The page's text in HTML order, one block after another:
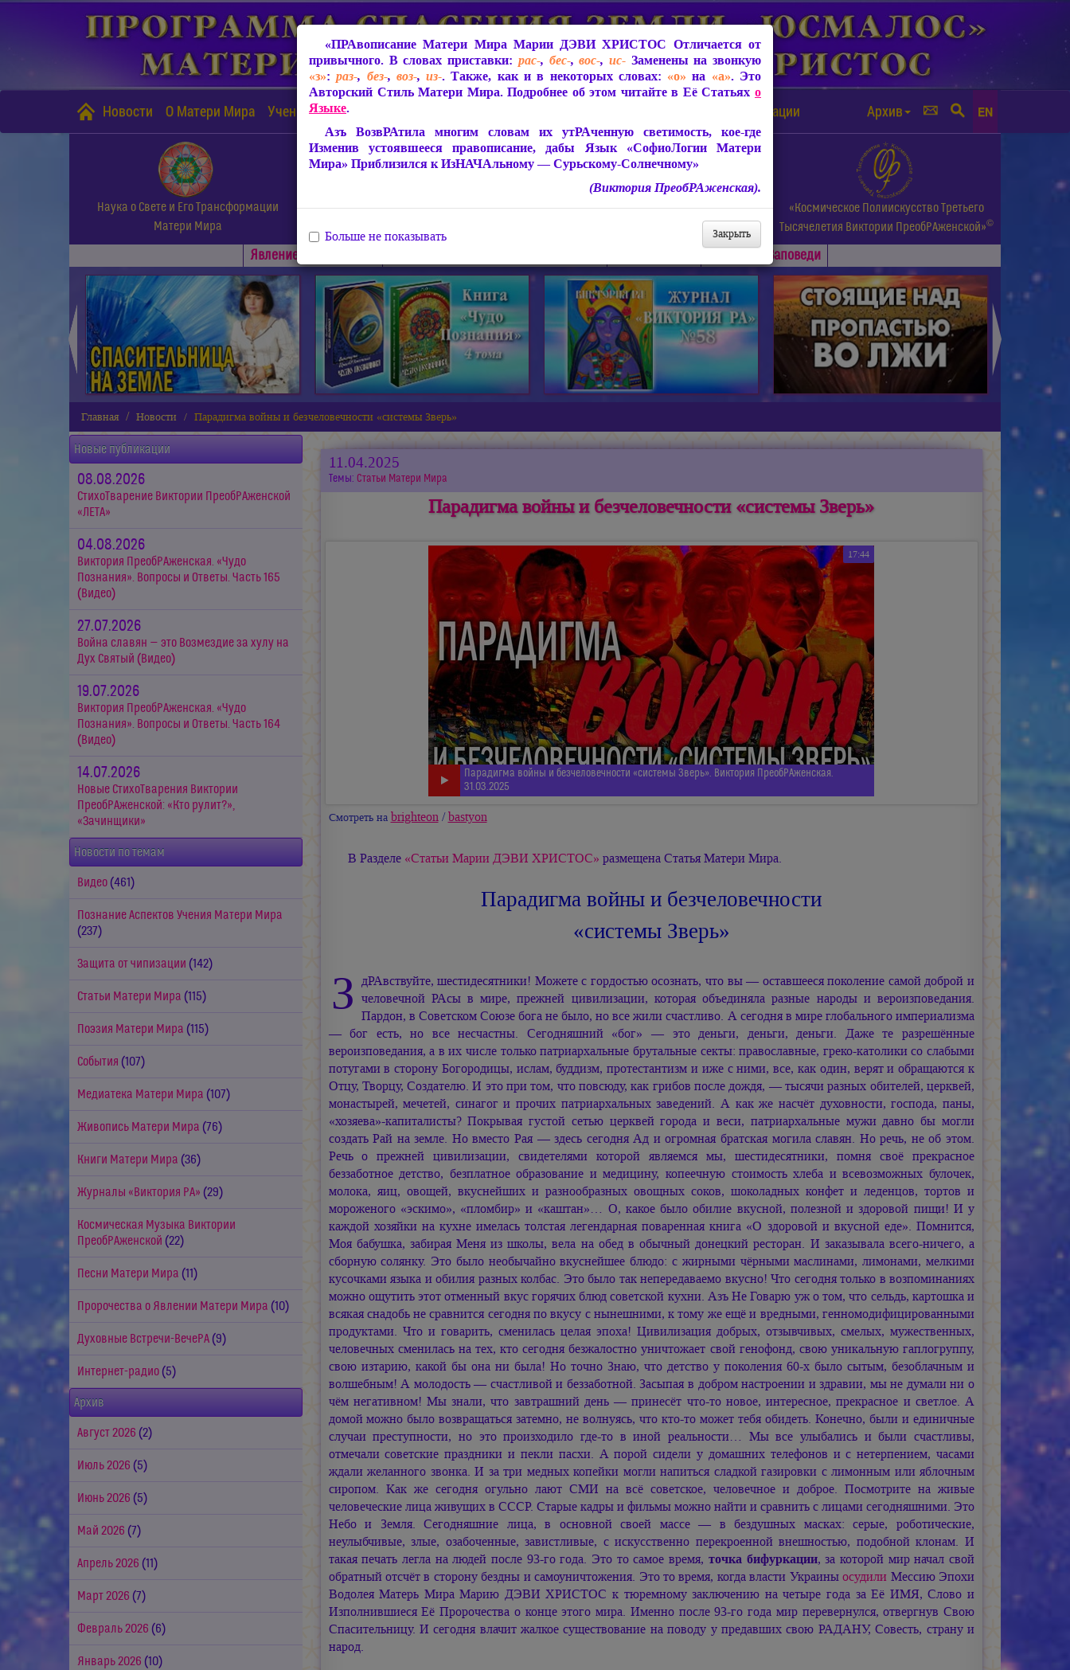
Новости О Матери Мира Учение Матери Мира Защита от чипизации Архив EN
Наука о Свете и Его Трансформации
Матери Мира
СофиоЛогия Матери Мира
Живое Слово Матери Мира.
Статьи, Книги, Видео, Аудио и др.
«Космическое Полиискусство Третьего
Тысячелетия Виктории ПреобРАженской»©
Явлениe Матери Мира Заповеди
◄ ►
Главная Новости Парадигма войны и безчеловечности «системы Зверь»
Новые публикации
08.08.2026
СтихоТварение Виктории ПреобРАженской
«ЛЕТА»
04.08.2026
Виктория ПреобРАженская. «Чудо
Познания». Вопросы и Ответы. Часть 165
(Видео)
27.07.2026
Война славян — это Возмездие за хулу на
Дух Святый (Видео)
19.07.2026
Виктория ПреобРАженская. «Чудо
Познания». Вопросы и Ответы. Часть 164
(Видео)
14.07.2026
Новые СтихоТварения Виктории
ПреобРАженской: «Кто рулит?»,
«Зачинщики»
Новости по темам
Видео (461)
Познание Аспектов Учения Матери Мира
(237)
Защита от чипизации (142)
Статьи Матери Мира (115)
Поэзия Матери Мира (115)
События (107)
Медиатека Матери Мира (107)
Живопись Матери Мира (76)
Книги Матери Мира (36)
Журналы «Виктория РА» (29)
Космическая Музыка Виктории
ПреобРАженской (22)
Песни Матери Мира (11)
Пророчества о Явлении Матери Мира (10)
Духовные Встречи-ВечеРА (9)
Интернет-радио (5)
Архив
Август 2026 (2)
Июль 2026 (5)
Июнь 2026 (5)
Май 2026 (7)
Апрель 2026 (11)
Март 2026 (7)
Февраль 2026 (6)
Январь 2026 (10)
11.04.2025
Темы: Статьи Матери Мира
Парадигма войны и безчеловечности «системы Зверь»
17:44
Парадигма войны и безчеловечности «системы Зверь». Виктория ПреобРАженская.
31.03.2025
Смотреть на brighteon/bastyon
В Разделе «СтатьиМарии ДЭВИ ХРИСТОС» размещена Статья Матери Мира.
Парадигма войны и безчеловечности
«системы Зверь»
З дРАвствуйте, шестидесятники! Можете с гордостью осознать, что вы — оставшееся поколение самой доброй и
человечной РАсы в мире, прежней цивилизации, которая объединяла разные народы и вероизповедания.
Пардон, в Советском Союзе бога не было, но все жили счастливо. А сегодня в мире глобального империализма
— бог есть, но все несчастны. Сегодняшний «бог» — это деньги, деньги, деньги. Даже те разрешённые
вероизповедания, а в их числе только патриархальные брутальные секты: православные, греко-католики со слабыми
потугами в сторону Богородицы, ислам, буддизм, протестантизм и иже с ними, все, как один, верят и обращаются к
Отцу, Творцу, Создателю. И это при том, что повсюду, как грибов после дождя, — тысячи разных обителей, церквей,
монастырей, мечетей, синагог и прочих патриархальных заведений. А как же насчёт духовности, господа, паны,
«хозяева»-капиталисты? Покрывая густой сетью церквей города и веси, патриархальные мужи давно бы могли
создать Рай на земле. Но вместо Рая — здесь сегодня Ад и огромная братская могила славян. Но речь, не об этом.
Речь о прежней цивилизации, свидетелями которой являемся мы, шестидесятники, помня своё прекрасное
беззаботное детство, безплатное образование и медицину, копеечную стоимость хлеба и всевозможных булочек,
молока, яиц, овощей, вкуснейших и разнообразных овощных соков, шоколадных конфет и леденцов, тортов и
мороженого «эскимо», «пломбир» и «каштан»… О, какое было обилие вкусной, полезной и здоровой пищи! И у
каждой хозяйки на кухне имелась толстая легендарная поваренная книга «О здоровой и вкусной еде». Помнится,
Моя бабушка, забирая Меня из школы, вела на обед в обычный донецкий ресторан. И заказывала всего-ничего, а
сборную солянку. Это было необычайно вкуснейшее блюдо: с жирными чёрными маслинами, лимонами, мелкими
кусочками языка и обилия разных колбас. Это было так непередаваемо вкусно! Что сегодня только в возпоминаниях
можно ощутить этот отменный вкус горячих блюд советской кухни. Азъ Не Говарю уж о том, что сельдь, картошка и
всякая снадобь не сравнится сегодня по вкусу с нынешними, к тому же ещё и вредными, генномодифицированными
продуктами. Что и говарить, сменилась целая эпоха! Цивилизация добрых, отзывчивых, смелых, мужественных,
человечных сменилась на тех, кто сегодня безжалостно уничтожает свой генофонд, свою уникальную гаплогруппу,
свою изтарию, какой бы она ни была! Но точно Знаю, что детство у поколения 60-х было сытым, безоблачным и
волшебным! А молодость — счастливой и беззаботной. Засыпая в добром настроении и здравии, мы не думали ни о
чём негативном! Мы знали, что завтрашний день — принесёт что-то новое, интересное, прекрасное и светлое. А
домой можно было возвращаться затемно, не волнуясь, что кто-то может тебя обидеть. Конечно, были и единичные
случаи преступности, но это произходило где-то в иной реальности… Мы все улыбались и были счастливы,
отмечали советские праздники и пекли пасхи. А порой сидели у домашних телефонов и с нетерпением, часами
ждали желанного звонка. И за три медных копейки могли напиться сладкой газировки с лимонным или яблочным
сиропом. Как же сегодня огульно лают СМИ на всё советское, человечное и доброе. Посмотрите на живые
человеческие лица живущих в СССР. Старые кадры и фильмы можно найти и сравнить с лицами сегодняшними. Это
Небо и Земля. Сегодняшние лица, в основной своей массе — в бездушных масках: серые, роботические,
неулыбчивые, злые, озабоченные, завистливые, с искусственно перекроенной внешностью, подобной клонам. И
такая печать легла на людей после 93-го года. Это то самое время, точка бифуркации, за которой мир начал свой
обратный отсчёт в сторону бездны и самоуничтожения. Это то время, когда власти Украиныосудили Мессию Эпохи
Водолея Матерь МираМарию ДЭВИ ХРИСТОС к тюремному заключению на четыре года за Её ИМЯ, Слово и
Изполнившиеся Её Пророчества о конце этого мира. Именно после 93-го года мир перевернулся, отвергнув Свою
Спасительницу. И сегодня влачит жалкое существование на поводу у предавших свою РАДАНУ, Совесть, страну и
народ.
«ПРАвописание Матери Мира Марии ДЭВИ ХРИСТОС Отличается от
привычного. В словах приставки: рас-, бес-,вос-, ис-Заменены на звонкую
«з»:раз-, без-, воз-,из-. Также, как и в некоторых словах: «о» на «а». Это
Авторский Стиль Матери Мира. Подробнее об этом читайте в Её Статьях о
Языке.
Азъ ВозвРАтила многим словам их утРАченную светимость, кое-где
Изменив устоявшееся правописание, дабы Язык «СофиоЛогии Матери
Мира» Приблизился к ИзНАЧАльному — Сурьскому-Солнечному»
(Виктория ПреобРАженская).
Закрыть
Больше не показывать